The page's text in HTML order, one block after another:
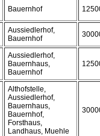
Bauernhof
Aussiedlerhof,
Bauernhof
Aussiedlerhof,
Bauernhaus,
Bauernhof
Althofstelle,
Aussiedlerhof,
Bauernhaus,
Bauernhof,
Forsthaus,
Landhaus, Muehle